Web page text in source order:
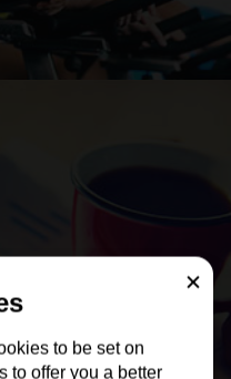
to be set on
to offer you a better